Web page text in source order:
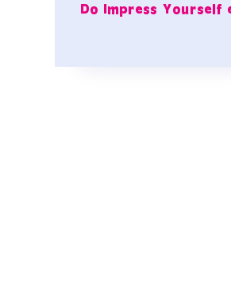
Do Impress Yourself